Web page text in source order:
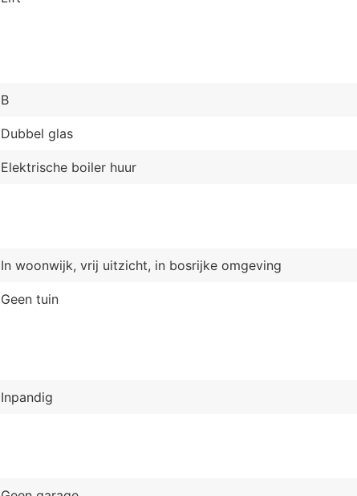
B
Dubbel glas
Elektrische boiler huur
In woonwijk, vrij uitzicht, in bosrijke omgeving
Geen tuin
Inpandig